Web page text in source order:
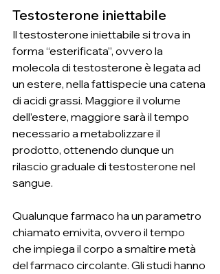
Testosterone iniettabile
Il testosterone iniettabile si trova in
forma “esterificata”, ovvero la
molecola di testosterone è legata ad
un estere, nella fattispecie una catena
di acidi grassi. Maggiore il volume
dell’estere, maggiore sarà il tempo
necessario a metabolizzare il
prodotto, ottenendo dunque un
rilascio graduale di testosterone nel
sangue.
Qualunque farmaco ha un parametro
chiamato emivita, ovvero il tempo
che impiega il corpo a smaltire metà
del farmaco circolante. Gli studi hanno